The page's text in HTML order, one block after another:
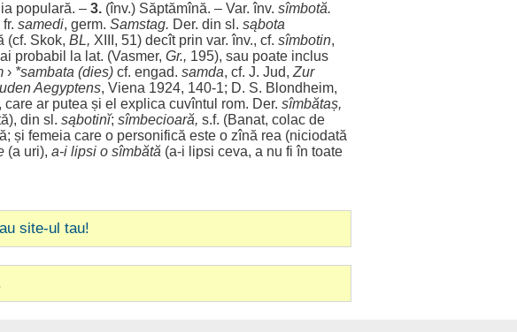
populară. – 3. (înv.) Săptămînă. – Var. înv. sîmbotă.
fr. samedi, germ. Samstag. Der. din sl. sąbota
(cf. Skok, BL, XIII, 51) decît prin var. înv., cf. sîmbotin,
probabil la lat. (Vasmer, Gr., 195), sau poate inclus
› *sambata (dies) cf. engad. samda, cf. J. Jud, Zur
Aegyptens, Viena 1924, 140-1; D. S. Blondheim,
care ar putea și el explica cuvîntul rom. Der. sîmbătaș,
din sl. sąbotinĭ; sîmbecioară, s.f. (Banat, colac de
; și femeia care o personifică este o zînă rea (niciodată
(a uri), a-i lipsi o sîmbătă (a-i lipsi ceva, a nu fi în toate
site-ul tau!